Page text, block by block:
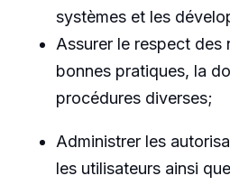
systèmes et les
Assurer le respect des
bonnes pratiques, la
procédures diverses;
Administrer les
les utilisateurs ainsi